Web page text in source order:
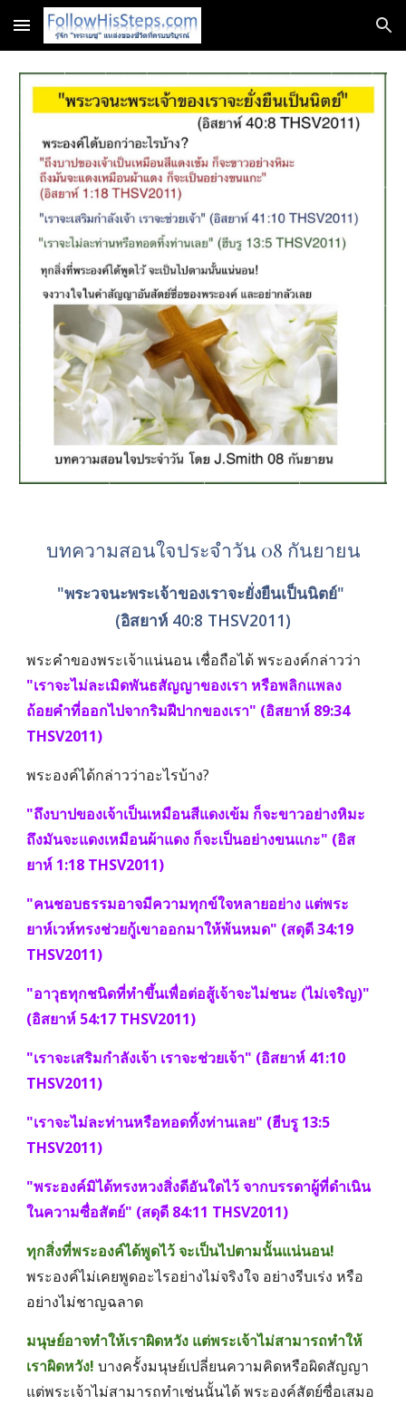
Skip to main content Skip to navigation
บทความสอนใจประจำวัน 08 กันยายน
"พระวจนะพระเจ้าของเราจะยั่งยืนเป็นนิตย์"
(อิสยาห์ 40:8 THSV2011)
"เราจะไม่ละเมิดพันธสัญญาของเรา หรือพลิกแพลง
ถ้อยคำที่ออกไปจากริมฝีปากของเรา" (อิสยาห์ 89:34
THSV2011)
พระองค์ได้กล่าวว่าอะไรบ้าง?
"ถึงบาปของเจ้าเป็นเหมือนสีแดงเข้ม ก็จะขาวอย่างหิมะ
ถึงมันจะแดงเหมือนผ้าแดง ก็จะเป็นอย่างขนแกะ" (อิส
ยาห์ 1:18 THSV2011)
"คนชอบธรรมอาจมีความทุกข์ใจหลายอย่าง แต่พระ
ยาห์เวห์ทรงช่วยกู้เขาออกมาให้พ้นหมด" (สดุดี 34:19
THSV2011)
"อาวุธทุกชนิดที่ทำขึ้นเพื่อต่อสู้เจ้าจะไม่ชนะ (ไม่เจริญ)"
(อิสยาห์ 54:17 THSV2011)
"เราจะเสริมกำลังเจ้า เราจะช่วยเจ้า" (อิสยาห์ 41:10
THSV2011)
"เราจะไม่ละท่านหรือทอดทิ้งท่านเลย" (ฮีบรู 13:5
THSV2011)
"พระองค์มิได้ทรงหวงสิ่งดีอันใดไว้ จากบรรดาผู้ที่ดำเนิน
ในความซื่อสัตย์" (สดุดี 84:11 THSV2011)
ทุกสิ่งที่พระองค์ได้พูดไว้ จะเป็นไปตามนั้นแน่นอน!
พระองค์ไม่เคยพูดอะไรอย่างไม่จริงใจ อย่างรีบเร่ง หรือ
อย่างไม่ชาญฉลาด
มนุษย์อาจทำให้เราผิดหวัง แต่พระเจ้าไม่สามารถทำให้
เราผิดหวัง! บางครั้งมนุษย์เปลี่ยนความคิดหรือผิดสัญญา
แต่พระเจ้าไม่สามารถทำเช่นนั้นได้ พระองค์สัตย์ซื่อเสมอ